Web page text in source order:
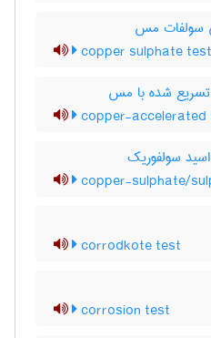
سولفات مس
copper sulphate test
شده با مس
copper-
سولفوریک
copper-sulphate/
corrodkote test
corrosion test